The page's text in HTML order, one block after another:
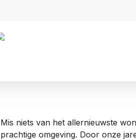
Mis niets van het allernieuwste
prachtige omgeving. Door onze